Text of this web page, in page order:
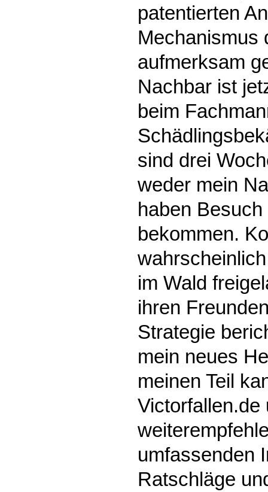
patentierten
Mechanismus
aufmerksam
Nachbar ist
beim
sind drei
weder mein
haben
bekommen.
im Wald
ihren
Strategie
mein neues
meinen Teil
Victorfallen.de
umfassenden
Ratschläge